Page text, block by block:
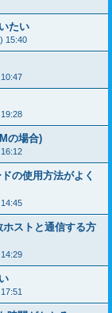
たい
15:40
の場合)
の使用方法がよく
ストと通信する方